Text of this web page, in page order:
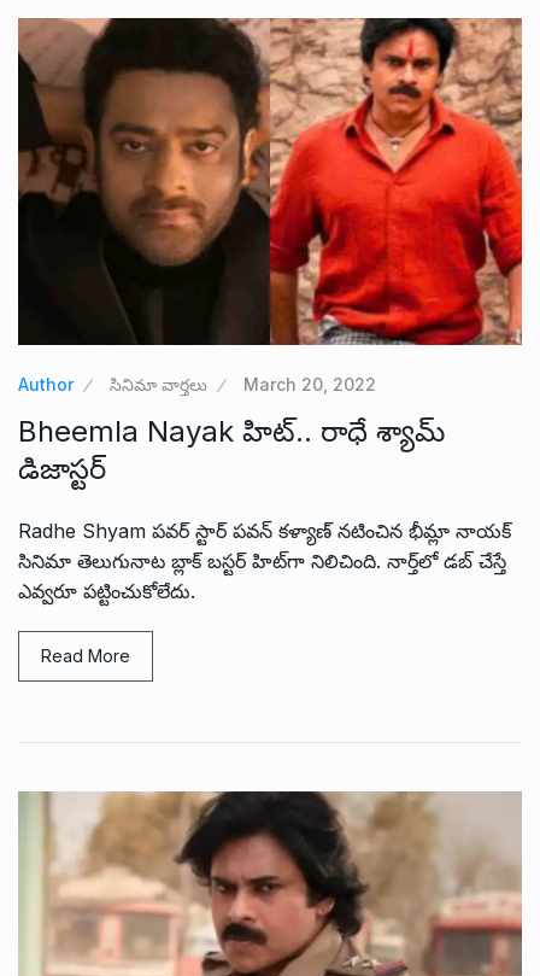
Author సినిమా వార్తలు March 20, 2022
Bheemla Nayak హిట్.. రాధే శ్యామ్
డిజాస్టర్
Radhe Shyam పవర్ స్టార్ పవన్ కళ్యాణ్ నటించిన భీమ్లా నాయక్
సినిమా తెలుగునాట బ్లాక్ బస్టర్ హిట్‌గా నిలిచింది. నార్త్‌లో డబ్ చేస్తే
ఎవ్వరూ పట్టించుకోలేదు.
Read More